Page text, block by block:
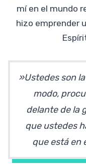
mí en el mundo
hizo emprender
»Ustedes son
modo,
delante de la
que ustedes
que está en